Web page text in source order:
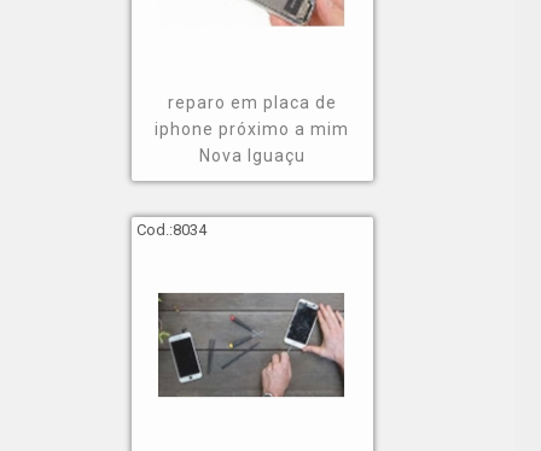
reparo em placa de
iphone próximo a mim
Nova Iguaçu
Cod.:8034